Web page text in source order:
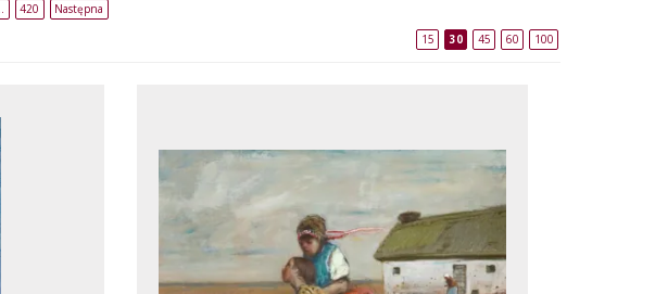
420 Następna
15 30 45 60 100